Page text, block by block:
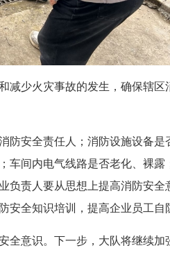
少火灾事故的发生，确保辖区
安全责任人；消防设施设备是
间内电气线路是否老化、裸
责人要从思想上提高消防安
全知识培训，提高企业员工自
意识。下一步，大队将继续加